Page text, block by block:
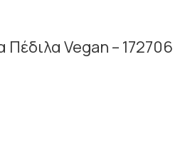
Πέδιλα Vegan – 172706